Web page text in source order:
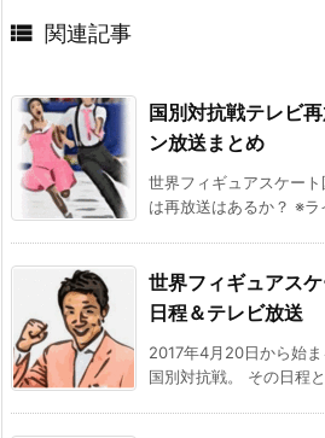
 関連記事
国別対抗戦テレビ
ン放送まとめ
世界フィギュアスケー
は再放送はあるか？ ※
世界フィギュアス
日程＆テレビ放送
2017年4月20日から始
国別対抗戦。 その日程